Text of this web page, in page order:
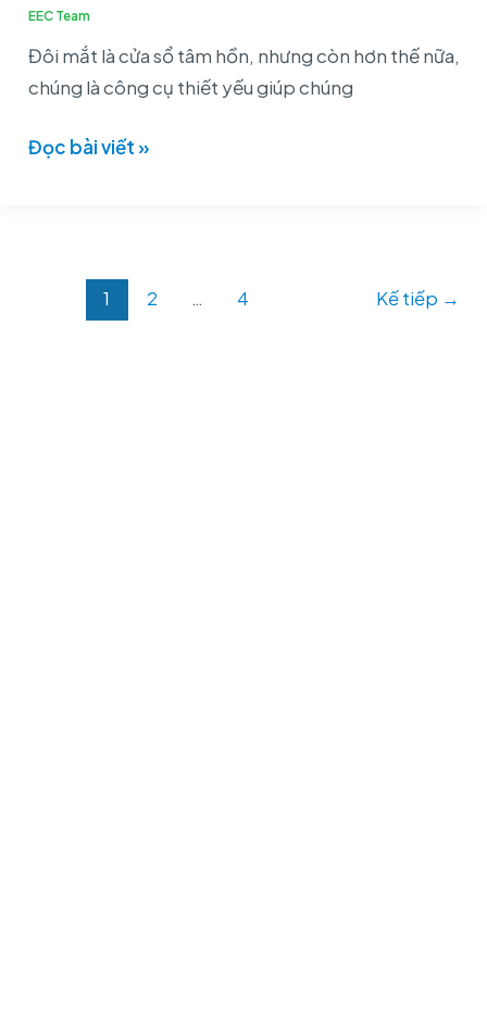
EEC Team
Đôi mắt là cửa sổ tâm hồn, nhưng còn hơn thế nữa,
chúng là công cụ thiết yếu giúp chúng
Cho
Đôi
Mắt
Khỏe
Đọc bài viết »
1 2 … 4 Kế tiếp →